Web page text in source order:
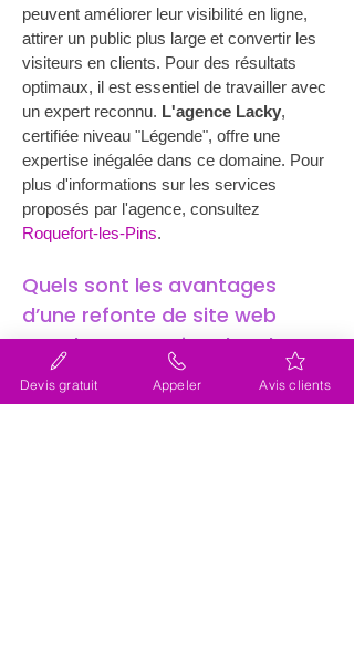
peuvent améliorer leur visibilité en ligne,
attirer un public plus large et convertir les
visiteurs en clients. Pour des résultats
optimaux, il est essentiel de travailler avec
un expert reconnu. L'agence Lacky,
certifiée niveau "Légende", offre une
expertise inégalée dans ce domaine. Pour
plus d'informations sur les services
proposés par l'agence, consultez
Roquefort-les-Pins.
Quels sont les avantages
d’une refonte de site web
pour les entreprises locales ?
Une refonte de site internet (site web) près
de Roquefort-les-Pins offre de nombreux
Devis gratuit Appeler Avis clients